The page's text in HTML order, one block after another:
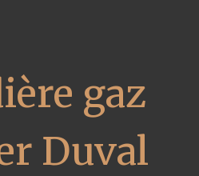
gaz
Duval